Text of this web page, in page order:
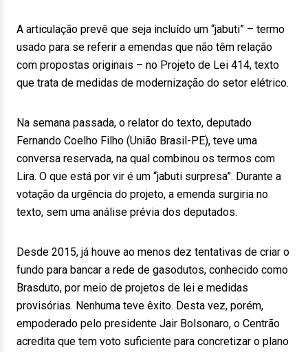
A articulação prevê que seja incluído um “jabuti” – termo
usado para se referir a emendas que não têm relação
com propostas originais – no Projeto de Lei 414, texto
que trata de medidas de modernização do setor elétrico.
Na semana passada, o relator do texto, deputado
Fernando Coelho Filho (União Brasil-PE), teve uma
conversa reservada, na qual combinou os termos com
Lira. O que está por vir é um “jabuti surpresa”. Durante a
votação da urgência do projeto, a emenda surgiria no
texto, sem uma análise prévia dos deputados.
Desde 2015, já houve ao menos dez tentativas de criar o
fundo para bancar a rede de gasodutos, conhecido como
Brasduto, por meio de projetos de lei e medidas
provisórias. Nenhuma teve êxito. Desta vez, porém,
empoderado pelo presidente Jair Bolsonaro, o Centrão
acredita que tem voto suficiente para concretizar o plano